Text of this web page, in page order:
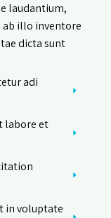
laudantium,
ab illo inventore
dicta sunt
adi
labore et
in voluptate